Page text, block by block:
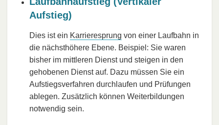
Aufstieg)
Dies ist ein Karrieresprung von einer Laufbahn in
die nächsthöhere Ebene. Beispiel: Sie waren
bisher im mittleren Dienst und steigen in den
gehobenen Dienst auf. Dazu müssen Sie ein
Aufstiegsverfahren durchlaufen und Prüfungen
ablegen. Zusätzlich können Weiterbildungen
notwendig sein.